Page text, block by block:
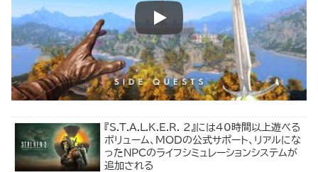
『S.T.A.L.K.E.R. 2』には40時間以上遊べる
ボリューム、MODの公式サポート、リアルにな
ったNPCのライフシミュレーションシステムが
追加される